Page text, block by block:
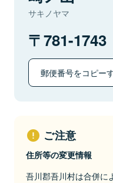
サキノヤマ
781-1743
郵便番号をコピー
ご注意
住所等の変更情報
吾川郡吾川村は合併に